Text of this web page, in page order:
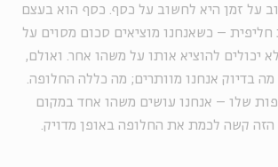
על זמן היא לחשוב על כסף. כסף הוא בעצם
– כשאנחנו מוציאים סכום מסוים על
יכולים להוציא אותו על משהו אחר. ואולם,
בדיוק אנחנו מוותרים; מה כללה החלופה.
שלו – אנחנו עושים משהו אחד במקום
קשה לכמת את החלופה באופן מדויק.